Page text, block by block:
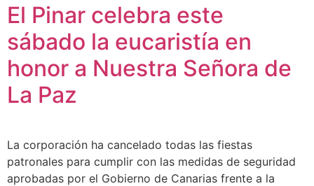
El Pinar celebra este
sábado la eucaristía en
honor a Nuestra Señora de
La Paz
La corporación ha cancelado todas las fiestas
patronales para cumplir con las medidas de seguridad
aprobadas por el Gobierno de Canarias frente a la